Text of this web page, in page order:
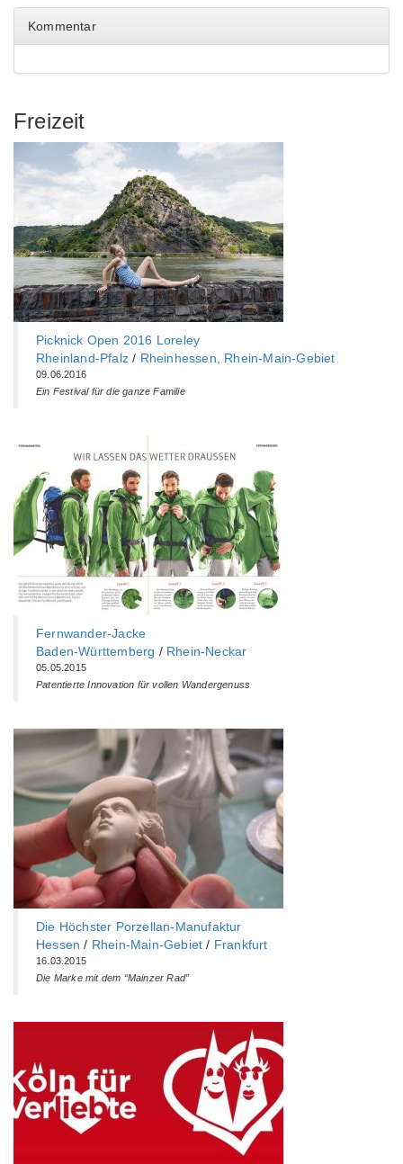
Kommentar
Freizeit
Picknick Open 2016 Loreley
Rheinland-Pfalz / Rheinhessen, Rhein-Main-Gebiet
09.06.2016
Ein Festival für die ganze Familie
Fernwander-Jacke
Baden-Württemberg‎ / Rhein-Neckar
05.05.2015
Patentierte Innovation für vollen Wandergenuss
Die Höchster Porzellan-Manufaktur
Hessen / Rhein-Main-Gebiet / Frankfurt
16.03.2015
Die Marke mit dem “Mainzer Rad”